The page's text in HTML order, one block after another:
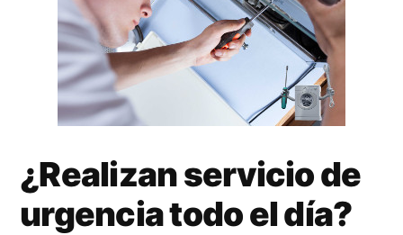
¿Realizan servicio de
urgencia todo el día?